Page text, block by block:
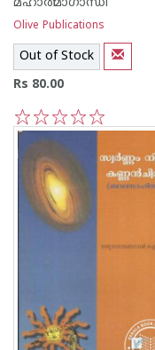
മഹാത്മാഗാന്ധി
Olive Publications
Out of Stock
Rs 80.00
5
4
3
2
1